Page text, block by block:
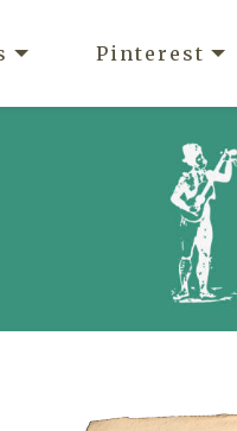
Pinterest